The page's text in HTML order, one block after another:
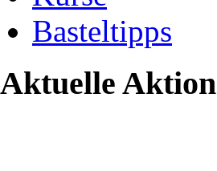
Basteltipps
Aktuelle Aktion